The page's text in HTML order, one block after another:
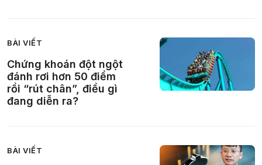
BÀI VIẾT
Chứng khoán đột ngột
đánh rơi hơn 50 điểm
rồi “rút chân”, điều gì
đang diễn ra?
BÀI VIẾT